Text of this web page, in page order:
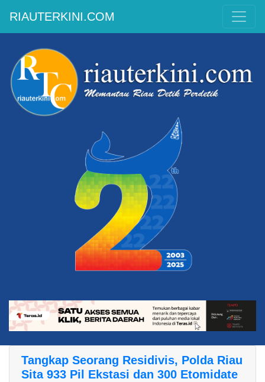
RIAUTERKINI.COM
Tangkap Seorang Residivis, Polda Riau
Sita 933 Pil Ekstasi dan 300 Etomidate